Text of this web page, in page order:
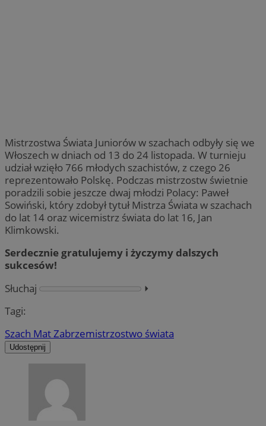
Mistrzostwa Świata Juniorów w szachach odbyły się we
Włoszech w dniach od 13 do 24 listopada. W turnieju
udział wzięło 766 młodych szachistów, z czego 26
reprezentowało Polskę. Podczas mistrzostw świetnie
poradzili sobie jeszcze dwaj młodzi Polacy: Paweł
Sowiński, który zdobył tytuł Mistrza Świata w szachach
do lat 14 oraz wicemistrz świata do lat 16, Jan
Klimkowski.
Serdecznie gratulujemy i życzymy dalszych
sukcesów!
Słuchaj
⏵︎
Tagi:
Szach Mat Zabrzemistrzostwo świata
Udostępnij